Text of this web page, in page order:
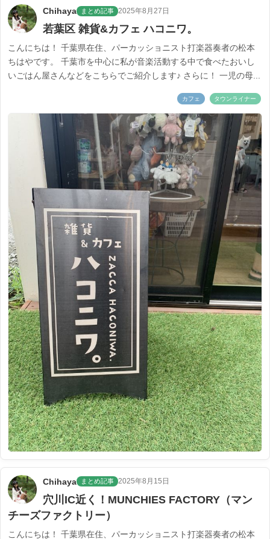
Chihaya まとめ記事 2025年8月27日
若葉区 雑貨&カフェ ハコニワ。
こんにちは！ 千葉県在住、パーカッショニスト打楽器奏者の松本
ちはやです。 千葉市を中心に私が音楽活動する中で食べたおいし
いごはん屋さんなどをこちらでご紹介します♪ さらに！ 一児の母...
カフェ タウンライナー
Chihaya まとめ記事 2025年8月15日
穴川IC近く！MUNCHIES FACTORY（マン
チーズファクトリー）
こんにちは！ 千葉県在住、パーカッショニスト打楽器奏者の松本